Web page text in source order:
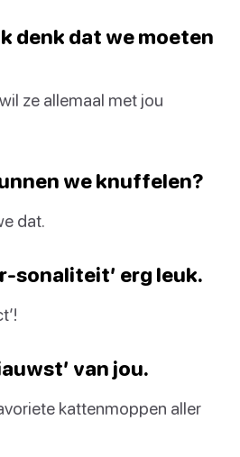
denk dat we moeten
ze allemaal met jou
we knuffelen?
dat.
sonaliteit’ erg leuk.
van jou.
kattenmoppen aller